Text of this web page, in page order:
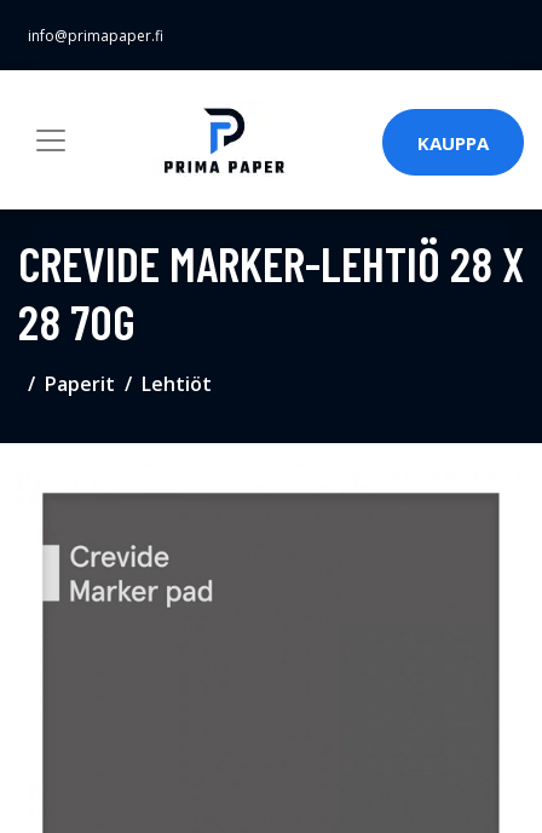
info@primapaper.fi
KAUPPA
CREVIDE MARKER-LEHTIÖ 28 X
28 70G
Paperit Lehtiöt